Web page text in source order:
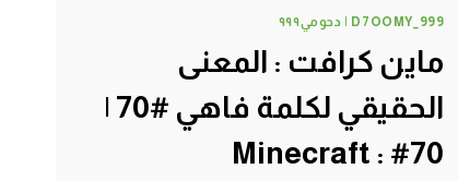
D7OOMY_999 | دحومي٩٩٩
ماين كرافت : المعنى
الحقيقي لكلمة فاهي #70 |
70# Minecraft :